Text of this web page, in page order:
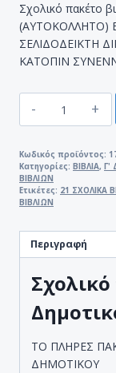
Σχολικό πακέτο
(ΑΥΤΟΚΟΛΛΗΤΟ)
ΣΕΛΙΔΟΔΕΙΚΤΗ
ΚΑΤΟΠΙΝ
ΠΑΚΕΤΟ
Γ'
(21
ΣΧΟΛΙΚΑ
ΜΕ
ΝΤΥΣΙΜΟ
ποσότητα
Κωδικός προϊόντος:
Κατηγορίες: ΒΙΒΛΙΑ, Γ'
ΒΙΒΛΙΩΝ
Ετικέτες: 21 ΣΧΟΛΙΚΑ
ΒΙΒΛΙΩΝ
Περιγραφή
ΤΟ ΠΛΗΡΕΣ
ΔΗΜΟΤΙΚΟΥ